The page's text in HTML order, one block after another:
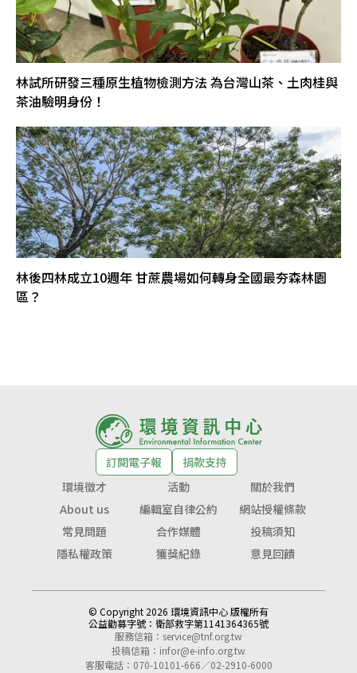
林試所研發三種原生植物檢測方法 為台灣山茶、土肉桂與
茶油驗明身份！
林後四林成立10週年 甘蔗農場如何轉身全國最夯森林園
區？
訂閱電子報
捐款支持
環境徵才
活動
關於我們
About us
編輯室自律公約
網站授權條款
常見問題
合作媒體
投稿須知
隱私權政策
獲獎紀錄 意見回饋
© Copyright 2026 環境資訊中心 版權所有
公益勸募字號： 衛部救字第1141364365號
服務信箱： service@tnf.org.tw
投稿信箱： infor@e-info.org.tw
客服電話：070-10101-666／02-2910-6000